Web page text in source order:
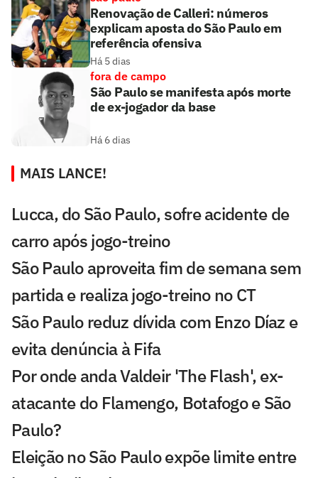
Renovação de Calleri: números
explicam aposta do São Paulo em
referência ofensiva
Há 5 dias
fora de campo
São Paulo se manifesta após morte
de ex-jogador da base
Há 6 dias
MAIS LANCE!
Lucca, do São Paulo, sofre acidente de
carro após jogo-treino
São Paulo aproveita fim de semana sem
partida e realiza jogo-treino no CT
São Paulo reduz dívida com Enzo Díaz e
evita denúncia à Fifa
Por onde anda Valdeir 'The Flash', ex-
atacante do Flamengo, Botafogo e São
Paulo?
Eleição no São Paulo expõe limite entre